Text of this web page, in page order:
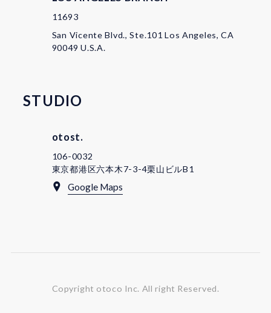
11693
San Vicente Blvd., Ste.101 Los Angeles, CA
90049 U.S.A.
STUDIO
otost.
106-0032
東京都港区六本木7-3-4栗山ビルB1
Google Maps
Copyright otoco Inc. All right Reserved.